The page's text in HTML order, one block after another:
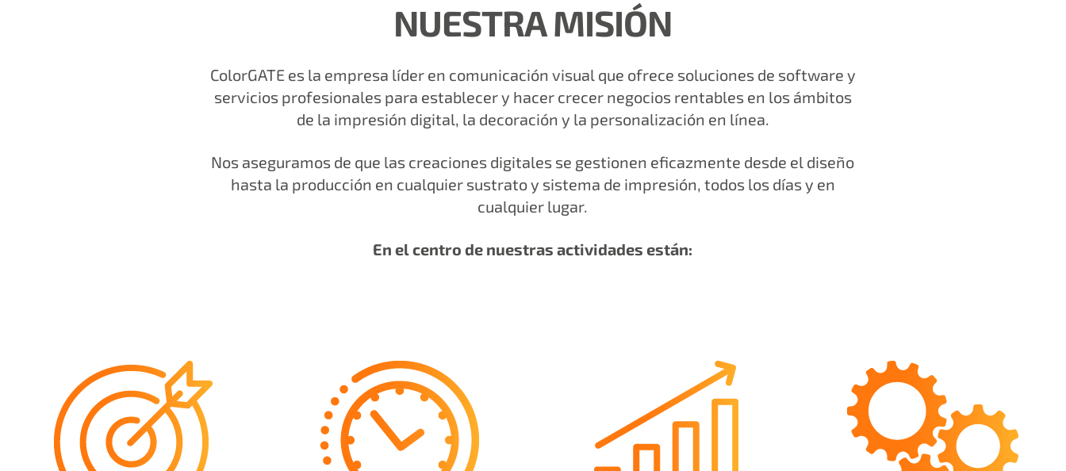
NUESTRA MISIÓN
ColorGATE es la empresa líder en comunicación visual que ofrece soluciones de software y
servicios profesionales para establecer y hacer crecer negocios rentables en los ámbitos
de la impresión digital, la decoración y la personalización en línea.
Nos aseguramos de que las creaciones digitales se gestionen eficazmente desde el diseño
hasta la producción en cualquier sustrato y sistema de impresión, todos los días y en
cualquier lugar.
En el centro de nuestras actividades están: